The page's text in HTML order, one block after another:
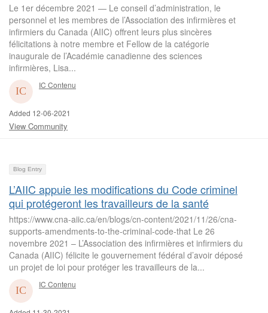
Le 1er décembre 2021 — Le conseil d’administration, le
personnel et les membres de l’Association des infirmières et
infirmiers du Canada (AIIC) offrent leurs plus sincères
félicitations à notre membre et Fellow de la catégorie
inaugurale de l’Académie canadienne des sciences
infirmières, Lisa...
IC Contenu
Added 12-06-2021
View Community
Blog Entry
L’AIIC appuie les modifications du Code criminel
qui protégeront les travailleurs de la santé
https://www.cna-aiic.ca/en/blogs/cn-content/2021/11/26/cna-
supports-amendments-to-the-criminal-code-that Le 26
novembre 2021 – L’Association des infirmières et infirmiers du
Canada (AIIC) félicite le gouvernement fédéral d’avoir déposé
un projet de loi pour protéger les travailleurs de la...
IC Contenu